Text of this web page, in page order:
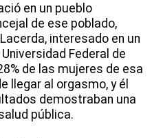
en un pueblo
de ese poblado,
interesado en un
Federal de
de las mujeres de esa
llegar al orgasmo, y él
demostraban una
pública.